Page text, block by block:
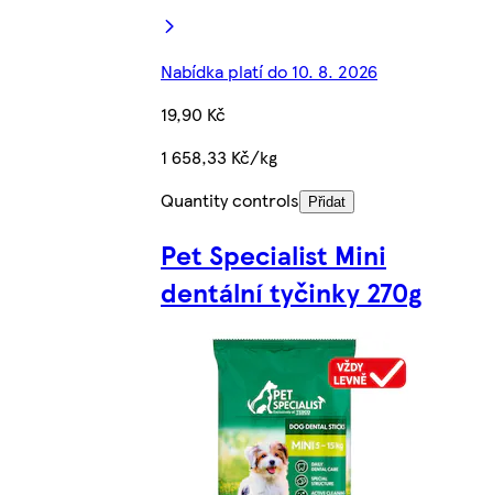
Nabídka platí do 10. 8. 2026
19,90 Kč
1 658,33 Kč/kg
Quantity controls
Přidat
Pet Specialist Mini
dentální tyčinky 270g